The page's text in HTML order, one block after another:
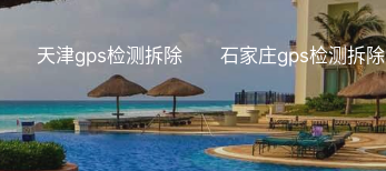
天津gps检测拆除 石家庄gps检测拆除